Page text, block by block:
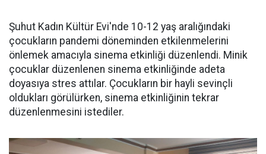
Şuhut Kadın Kültür Evi'nde 10-12 yaş aralığındaki
çocukların pandemi döneminden etkilenmelerini
önlemek amacıyla sinema etkinliği düzenlendi. Minik
çocuklar düzenlenen sinema etkinliğinde adeta
doyasıya stres attılar. Çocukların bir hayli sevinçli
oldukları görülürken, sinema etkinliğinin tekrar
düzenlenmesini istediler.